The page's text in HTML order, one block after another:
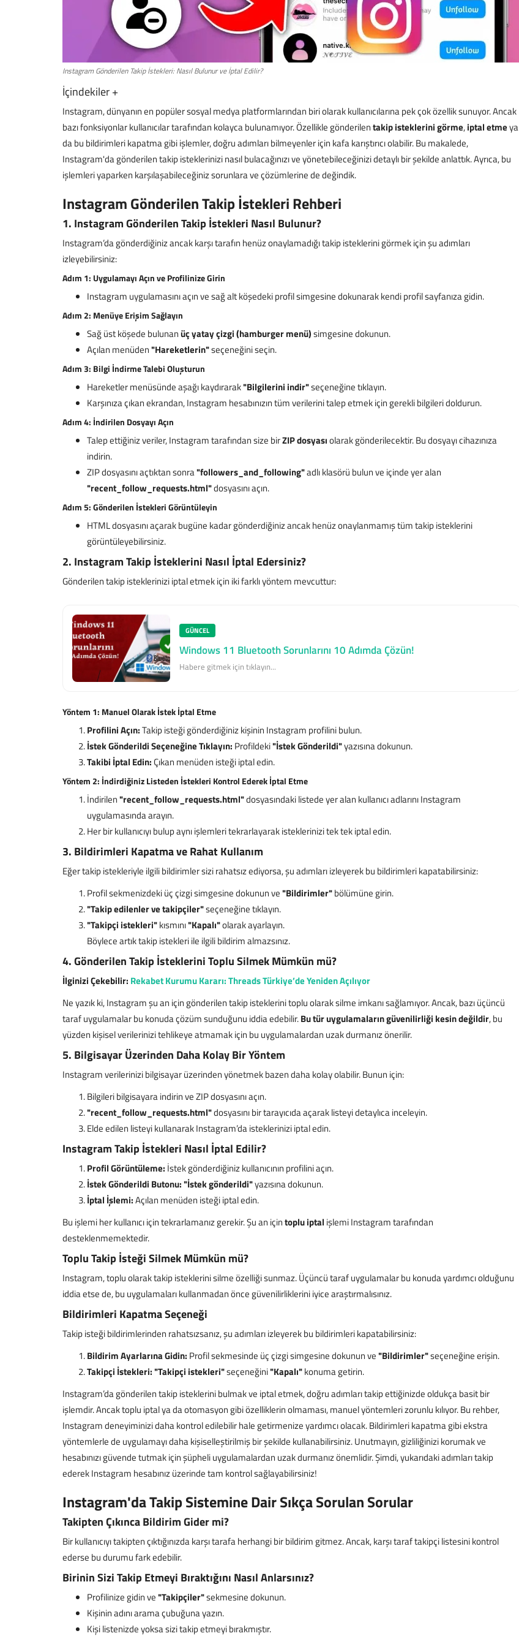
Instagram Gönderilen Takip İstekleri: Nasıl Bulunur ve İptal Edilir?
İçindekiler+
Instagram, dünyanın en popüler sosyal medya platformlarından biri olarak kullanıcılarına pek çok özellik sunuyor. Ancak
bazı fonksiyonlar kullanıcılar tarafından kolayca bulunamıyor. Özellikle gönderilentakip isteklerini görme,iptal etmeya
da bu bildirimleri kapatma gibi işlemler, doğru adımları bilmeyenler için kafa karıştırıcı olabilir. Bu makalede,
Instagram'da gönderilen takip isteklerinizi nasıl bulacağınızı ve yönetebileceğinizi detaylı bir şekilde anlattık. Ayrıca, bu
işlemleri yaparken karşılaşabileceğiniz sorunlara ve çözümlerine de değindik.
Instagram Gönderilen Takip İstekleri Rehberi
1. Instagram Gönderilen Takip İstekleri Nasıl Bulunur?
Instagram’da gönderdiğiniz ancak karşı tarafın henüz onaylamadığı takip isteklerini görmek için şu adımları
izleyebilirsiniz:
Adım 1: Uygulamayı Açın ve Profilinize Girin
Instagram uygulamasını açın ve sağ alt köşedeki profil simgesine dokunarak kendi profil sayfanıza gidin.
Adım 2: Menüye Erişim Sağlayın
Sağ üst köşede bulunanüç yatay çizgi (hamburger menü)simgesine dokunun.
Açılan menüden"Hareketlerin"seçeneğini seçin.
Adım 3: Bilgi İndirme Talebi Oluşturun
Hareketler menüsünde aşağı kaydırarak"Bilgilerini indir"seçeneğine tıklayın.
Karşınıza çıkan ekrandan, Instagram hesabınızın tüm verilerini talep etmek için gerekli bilgileri doldurun.
Adım 4: İndirilen Dosyayı Açın
Talep ettiğiniz veriler, Instagram tarafından size birZIP dosyasıolarak gönderilecektir. Bu dosyayı cihazınıza
indirin.
ZIP dosyasını açtıktan sonra"followers_and_following"adlı klasörü bulun ve içinde yer alan
"recent_follow_requests.html"dosyasını açın.
Adım 5: Gönderilen İstekleri Görüntüleyin
HTML dosyasını açarak bugüne kadar gönderdiğiniz ancak henüz onaylanmamış tüm takip isteklerini
görüntüleyebilirsiniz.
2. Instagram Takip İsteklerini Nasıl İptal Edersiniz?
Gönderilen takip isteklerinizi iptal etmek için iki farklı yöntem mevcuttur:
GÜNCEL
Windows 11 Bluetooth Sorunlarını 10 Adımda Çözün!
Habere gitmek için tıklayın...
Yöntem 1: Manuel Olarak İstek İptal Etme
Profilini Açın:Takip isteği gönderdiğiniz kişinin Instagram profilini bulun.
İstek Gönderildi Seçeneğine Tıklayın: Profildeki"İstek Gönderildi"yazısına dokunun.
Takibi İptal Edin: Çıkan menüden isteği iptal edin.
Yöntem 2: İndirdiğiniz Listeden İstekleri Kontrol Ederek İptal Etme
İndirilen"recent_follow_requests.html"dosyasındaki listede yer alan kullanıcı adlarını Instagram
uygulamasında arayın.
Her bir kullanıcıyı bulup aynı işlemleri tekrarlayarak isteklerinizi tek tek iptal edin.
3. Bildirimleri Kapatma ve Rahat Kullanım
Eğer takip istekleriyle ilgili bildirimler sizi rahatsız ediyorsa, şu adımları izleyerek bu bildirimleri kapatabilirsiniz:
Profil sekmenizdeki üç çizgi simgesine dokunun ve"Bildirimler"bölümüne girin.
"Takip edilenler ve takipçiler"seçeneğine tıklayın.
"Takipçi istekleri"kısmını"Kapalı"olarak ayarlayın.
Böylece artık takip istekleri ile ilgili bildirim almazsınız.
4. Gönderilen Takip İsteklerini Toplu Silmek Mümkün mü?
İlginizi Çekebilir: Rekabet Kurumu Kararı: Threads Türkiye’de Yeniden Açılıyor
Ne yazık ki, Instagram şu an için gönderilen takip isteklerini toplu olarak silme imkanı sağlamıyor. Ancak, bazı üçüncü
taraf uygulamalar bu konuda çözüm sunduğunu iddia edebilir.Bu tür uygulamaların güvenilirliği kesin değildir, bu
yüzden kişisel verilerinizi tehlikeye atmamak için bu uygulamalardan uzak durmanız önerilir.
5. Bilgisayar Üzerinden Daha Kolay Bir Yöntem
Instagram verilerinizi bilgisayar üzerinden yönetmek bazen daha kolay olabilir. Bunun için:
Bilgileri bilgisayara indirin ve ZIP dosyasını açın.
"recent_follow_requests.html"dosyasını bir tarayıcıda açarak listeyi detaylıca inceleyin.
Elde edilen listeyi kullanarak Instagram’da isteklerinizi iptal edin.
Instagram Takip İstekleri Nasıl İptal Edilir?
Profil Görüntüleme: İstek gönderdiğiniz kullanıcının profilini açın.
İstek Gönderildi Butonu:"İstek gönderildi"yazısına dokunun.
İptal İşlemi:Açılan menüden isteği iptal edin.
Bu işlemi her kullanıcı için tekrarlamanız gerekir. Şu an içintoplu iptal işlemi Instagram tarafından
desteklenmemektedir.
Toplu Takip İsteği Silmek Mümkün mü?
Instagram, toplu olarak takip isteklerini silme özelliği sunmaz. Üçüncü taraf uygulamalar bu konuda yardımcı olduğunu
iddia etse de, bu uygulamaları kullanmadan önce güvenilirliklerini iyice araştırmalısınız.
Bildirimleri Kapatma Seçeneği
Takip isteği bildirimlerinden rahatsızsanız, şu adımları izleyerek bu bildirimleri kapatabilirsiniz:
Bildirim Ayarlarına Gidin: Profil sekmesinde üç çizgi simgesine dokunun ve"Bildirimler"seçeneğine erişin.
Takipçi İstekleri:"Takipçi istekleri"seçeneğini"Kapalı"konuma getirin.
Instagram’da gönderilen takip isteklerini bulmak ve iptal etmek, doğru adımları takip ettiğinizde oldukça basit bir
işlemdir. Ancak toplu iptal ya da otomasyon gibi özelliklerin olmaması, manuel yöntemleri zorunlu kılıyor. Bu rehber,
Instagram deneyiminizi daha kontrol edilebilir hale getirmenize yardımcı olacak. Bildirimleri kapatma gibi ekstra
yöntemlerle de uygulamayı daha kişiselleştirilmiş bir şekilde kullanabilirsiniz. Unutmayın, gizliliğinizi korumak ve
hesabınızı güvende tutmak için şüpheli uygulamalardan uzak durmanız önemlidir. Şimdi, yukarıdaki adımları takip
ederek Instagram hesabınız üzerinde tam kontrol sağlayabilirsiniz!
Instagram'da Takip Sistemine Dair Sıkça Sorulan Sorular
Takipten Çıkınca Bildirim Gider mi?
Bir kullanıcıyı takipten çıktığınızda karşı tarafa herhangi bir bildirim gitmez. Ancak, karşı taraf takipçi listesini kontrol
ederse bu durumu fark edebilir.
Birinin Sizi Takip Etmeyi Bıraktığını Nasıl Anlarsınız?
Profilinize gidin ve"Takipçiler"sekmesine dokunun.
Kişinin adını arama çubuğuna yazın.
Kişi listenizde yoksa sizi takip etmeyi bırakmıştır.
Diziler
Outlander Final Sezonu Ne Zaman? Claire
ve Jamie'ye Veda
Master Eyl 22, 2025 0 1837
Outlander'ın final sezonu geliyor! Claire ve Jamie'nin destansı
aşkına veda etme...
Geçiş Kolaylaşıyor!
Master Şub 7, 2026
iOS 26.3 yayında! iPhone'dan Android'e veri aktarma, yeni
konum gizliliği ve 3....